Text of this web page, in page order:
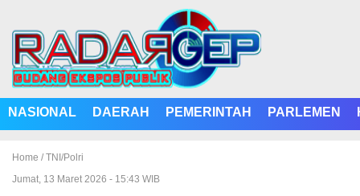
NASIONAL DAERAH PEMERINTAH PARLEMEN
Home / TNI/Polri
Jumat, 13 Maret 2026 - 15:43 WIB